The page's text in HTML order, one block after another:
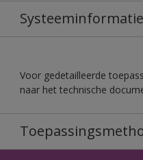
Systeeminformatie
Voor gedetailleerde
naar het technische